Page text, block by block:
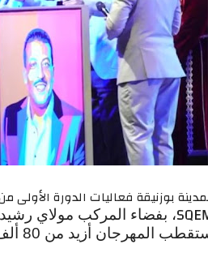
بوزنيقة فعاليات الدورة
، بفضاء المركب مولاي
المهرجان أزيد من 80 ألف متفرج على مدى يومين